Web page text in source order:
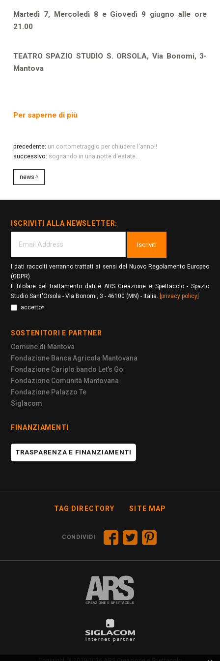
Martedì 7, Mercoledì 8 e Giovedì 9 giugno alle ore
21.00
TEATRO SPAZIO STUDIO S. ORSOLA, Via Bonomi, 3-
Mantova
Per saperne di più
precedente: un cortometraggio per chiudere l'anno!!
successivo: sognando in una notte d'estate...
news
ISCRIVITI ALLA NEWSLETTER:
Iscriviti
I dati raccolti verranno trattati ai sensi del Nuovo Regolamento Europeo
(GDPR).
Il titolare del trattamento dati è ARS Creazione e Spettacolo - Spazio
Studio Sant'Orsola - Via Bonomi, 3 - 46100 (MN) - Italia.
[privacy policy]
accetto*
SOSTENITORI E PARTNER
Comune di Mantova
Fondazione Banca Agricola Mantovana
Fondazione Cariplo bando Let's Go
Fondazione Comunità Mantovana
Fondazione Palazzo Te
Siglacom
FINANZIAMENTI
TRASPARENZA E FINANZIAMENTI
TAG DIRECTORY SITE MAP
CONDIVIDI